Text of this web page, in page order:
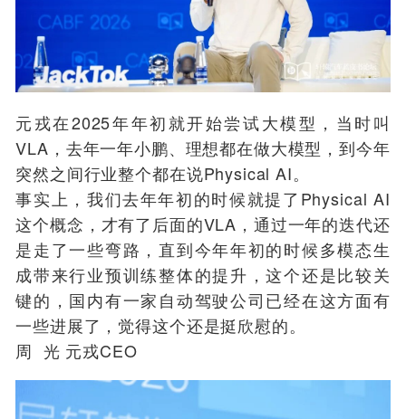
元戎在2025年年初就开始尝试大模型，当时叫
VLA，去年一年小鹏、理想都在做大模型，到今年
突然之间行业整个都在说Physical AI。
事实上，我们去年年初的时候就提了Physical AI
这个概念，才有了后面的VLA，通过一年的迭代还
是走了一些弯路，直到今年年初的时候多模态生
成带来行业预训练整体的提升，这个还是比较关
键的，国内有一家自动驾驶公司已经在这方面有
一些进展了，觉得这个还是挺欣慰的。
周 光 元戎CEO